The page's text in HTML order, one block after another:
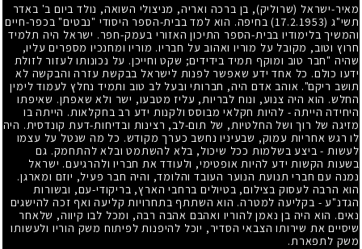
מאיר-ישראל (שרוליק), בן ברכה ואריה, מניצולי השואה, נולד ביום ב' באדר
תשי"ג (17.2.1953)
בחיפה. הוא למד בבית-הספר היסודי "נבטים" בכפר-חיים
והמשיך בלימודיו בבית-הספר התיכון האזורי בעמק-חפר. ישראל היה תלמיד
חרוץ וטוב, מקובל על מוריו ואהוב על חבריו. מוריו ומחנכיו מספרים עליו,
שהיה "חבר טוב ומוקף תמיד בידידים; שקט וחייכן. על נכונותו לעזור לזולת
ידעו כולם. כל אחד ידע שאפשר לפנות לישראל בבקשת עזרה והבקשה לא
תושב ריקם". אוהב אדם היה, חברותי ובעל לב טוב ותמיד נחלץ לעמוד לימין
החלש. הוא היה צנוע, ונוח לבריות, עליז מטבעו, ישר ולא שאפתן. שאיפתו
היחידה הייתה - להיות חקלאי מבוסס ולקנות ידע רב בחקלאות. הייתה בו
מזיגה של רוך ושל החלטיות, של תום-לב, רצינות ובדיחות-דעת קונדסית. היה
לו רגש אחריות עמוק, שבעיניו נחשב כערך מקודש. כל מה שנטל על עצמו
לעשות -ביצע בשלמות ככל שיכול, בלא להשתמט ובלא להתחמק. גם
בשעות הקשות ידע להיות אופטימי, ולעודד את חבריו ולהרגיעם. ישראל
נמנה עם חברי תנועת הנוער העובד והלומד, והיה חבר פעיל, יוזם ומארגן.
הוא הרבה לעסוק בצילום, בטיולים ברחבי הארץ, בריקודי-עם, ובשורות
הגדנ"ע - בקליעה למטרה. הוא השתתף בתחרויות קליעה ואף זכה להישגים
נאים. הוא היה בן נאמן להוריו ואהבם אהבה רבה, ומכל לבו קיווה, שלאחר
שיסיים את שירותו הצבאי הסדיר, יוכל להיפנות לפיתוח משק הוריו ולעשותו
משק לתפארת.